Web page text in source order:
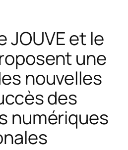
JOUVE et le
une
nouvelles
des
numériques